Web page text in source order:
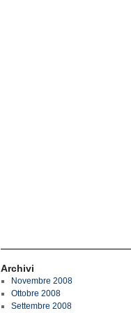
Archivi
Novembre 2008
Ottobre 2008
Settembre 2008